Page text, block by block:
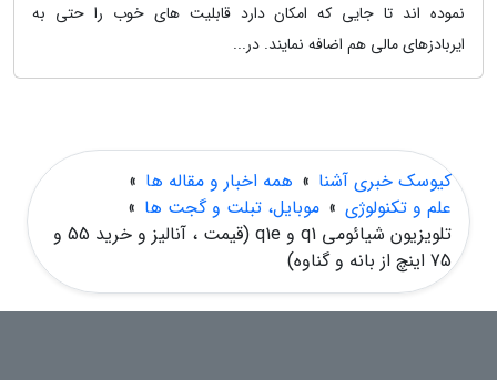
نموده اند تا جایی که امکان دارد قابلیت های خوب را حتی به
ایربادزهای مالی هم اضافه نمایند. در...
کیوسک خبری آشنا » همه اخبار و مقاله ها »
علم و تکنولوژی » موبایل، تبلت و گجت ها »
تلویزیون شیائومی q1 و q1e (قیمت ، آنالیز و خرید 55 و
75 اینچ از بانه و گناوه)